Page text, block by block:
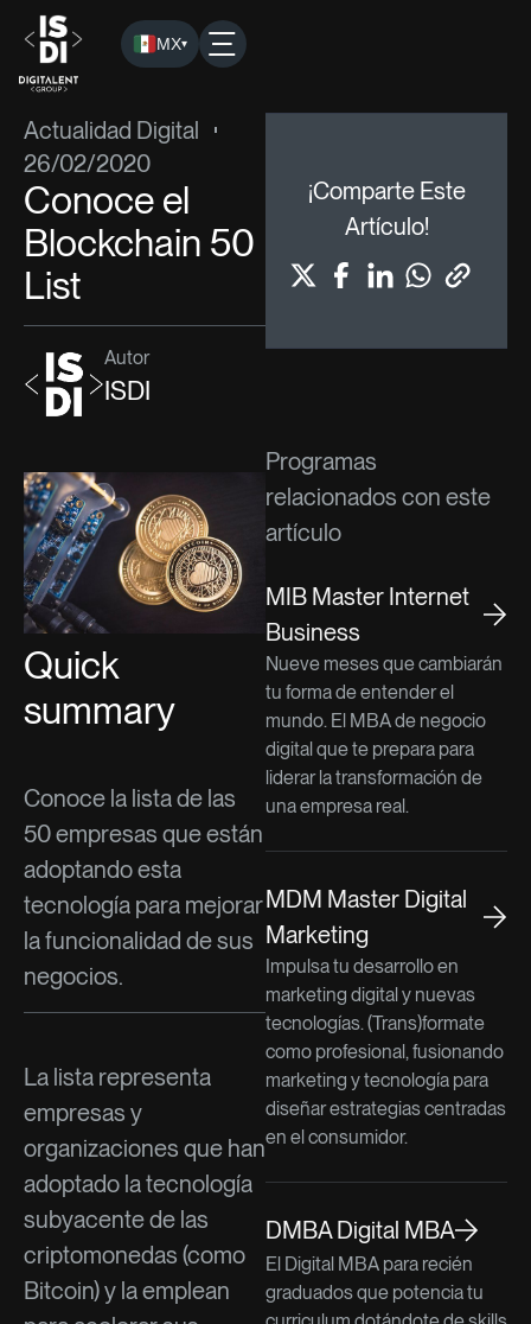
MX▾
ISDI›Blog
Actualidad Digital
26/02/2020
Conoce el
Blockchain 50
List
Autor
ISDI
Quick
summary
Conoce la lista de las
50 empresas que están
adoptando esta
tecnología para mejorar
la funcionalidad de sus
negocios.
La lista representa
empresas y
organizaciones que han
adoptado la tecnología
subyacente de las
criptomonedas (como
Bitcoin) y la emplean
¡Comparte Este
Artículo!
Programas
relacionados con este
artículo
MIB Master Internet
Business
Nueve meses que cambiarán
tu forma de entender el
mundo. El MBA de negocio
digital que te prepara para
liderar la transformación de
una empresa real.
MDM Master Digital
Marketing
Impulsa tu desarrollo en
marketing digital y nuevas
tecnologías. (Trans)formate
como profesional, fusionando
marketing y tecnología para
diseñar estrategias centradas
en el consumidor.
DMBA Digital MBA
El Digital MBA para recién
graduados que potencia tu